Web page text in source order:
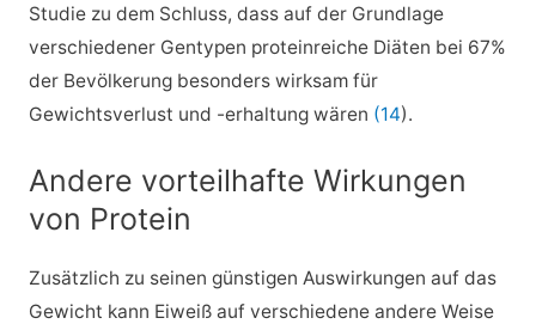
Studie zu dem Schluss, dass auf der Grundlage
verschiedener Gentypen proteinreiche Diäten bei 67%
der Bevölkerung besonders wirksam für
Gewichtsverlust und -erhaltung wären (14).
Andere vorteilhafte Wirkungen
von Protein
Zusätzlich zu seinen günstigen Auswirkungen auf das
Gewicht kann Eiweiß auf verschiedene andere Weise